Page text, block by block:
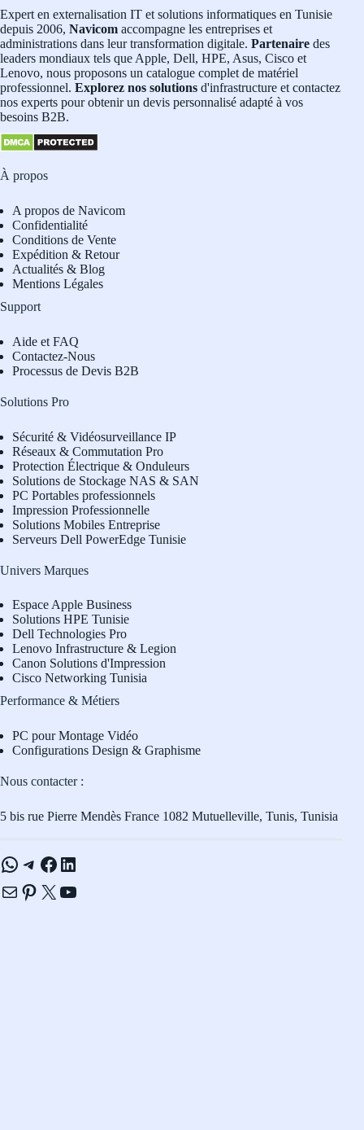
Expert en externalisation IT et solutions informatiques en Tunisie
depuis 2006, Navicom accompagne les entreprises et
administrations dans leur transformation digitale. Partenaire des
leaders mondiaux tels que Apple, Dell, HPE, Asus, Cisco et
Lenovo, nous proposons un catalogue complet de matériel
professionnel. Explorez nos solutions d'infrastructure et contactez
nos experts pour obtenir un devis personnalisé adapté à vos
besoins B2B.
À propos
A propos de Navicom
Confidentialité
Conditions de Vente
Expédition & Retour
Actualités & Blog
Mentions Légales
Support
Aide et FAQ
Contactez-Nous
Processus de Devis B2B
Solutions Pro
Sécurité & Vidéosurveillance IP
Réseaux & Commutation Pro
Protection Électrique & Onduleurs
Solutions de Stockage NAS & SAN
PC Portables professionnels
Impression Professionnelle
Solutions Mobiles Entreprise
Serveurs Dell PowerEdge Tunisie
Univers Marques
Espace Apple Business
Solutions HPE Tunisie
Dell Technologies Pro
Lenovo Infrastructure & Legion
Canon Solutions d'Impression
Cisco Networking Tunisia
Performance & Métiers
PC pour Montage Vidéo
Configurations Design & Graphisme
Nous contacter :
5 bis rue Pierre Mendès France 1082 Mutuelleville, Tunis, Tunisia
WhatsApp
Telegram
Facebook
LinkedIn
E-mailPinterest
X YouTube